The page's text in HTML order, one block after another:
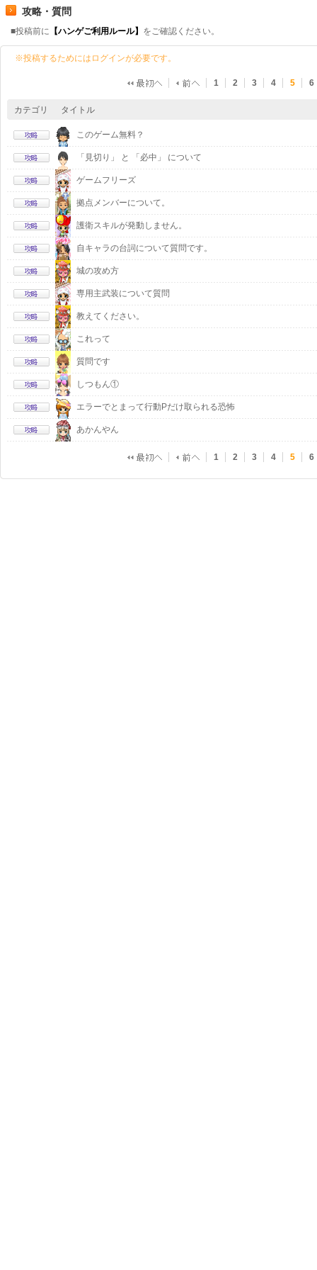
攻略・質問
■投稿前に 【ハンゲご利用ルール】 をご確認ください。
※投稿するためにはログインが必要です。
1 2 3 4 5 6
カテゴリ タイトル
このゲーム無料？
「見切り」 と 「必中」 について
ゲームフリーズ
拠点メンバーについて。
護衛スキルが発動しません。
自キャラの台詞について質問です。
城の攻め方
専用主武装について質問
教えてください。
これって
質問です
しつもん①
エラーでとまって行動Pだけ取られる恐怖
あかんやん
1 2 3 4 5 6